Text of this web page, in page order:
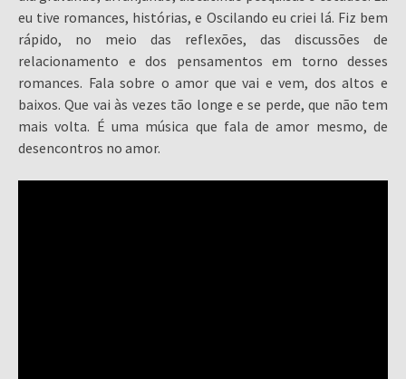
eu tive romances, histórias, e Oscilando eu criei lá. Fiz bem
rápido, no meio das reflexões, das discussões de
relacionamento e dos pensamentos em torno desses
romances. Fala sobre o amor que vai e vem, dos altos e
baixos. Que vai às vezes tão longe e se perde, que não tem
mais volta. É uma música que fala de amor mesmo, de
desencontros no amor.